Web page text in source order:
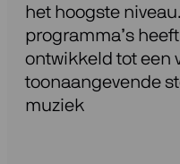
het hoogste
programma’s
ontwikkeld tot een
toonaangevende
muziek